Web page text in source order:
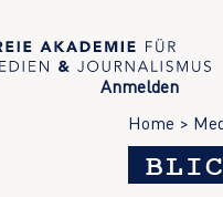
Anmelden
Home >